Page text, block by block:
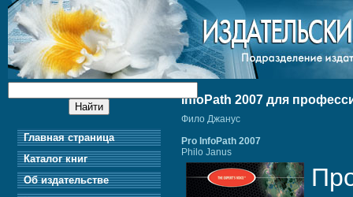
InfoPath 2007 для
Фило Джанус
Pro InfoPath 2007
Philo Janus
Главная страница
Каталог книг
Об издательстве